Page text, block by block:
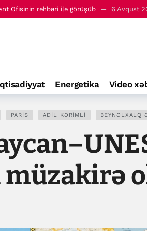
Energetika Video
PARIS ADIL KƏRIMLI BEYNƏLXALQ